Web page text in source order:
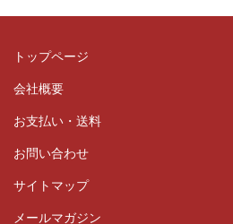
トップページ
会社概要
お支払い・送料
お問い合わせ
サイトマップ
メールマガジン